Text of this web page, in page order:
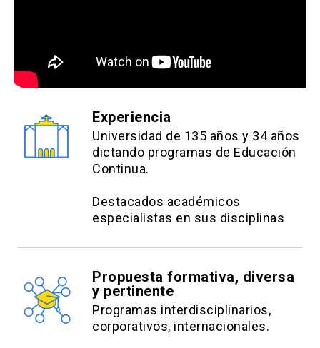
respaldo para aplicar descuento
acumulables y deben ser
efectuados PREVIO AL PAGO,
no se realizará devolución de
close
Experiencia
Universidad de 135 años y 34 años
dictando programas de Educación
Continua.
Destacados académicos
especialistas en sus disciplinas
Propuesta formativa, diversa
y pertinente
Programas interdisciplinarios,
corporativos, internacionales.